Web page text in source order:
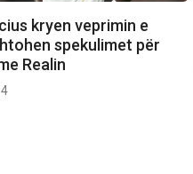
kryen veprimin e
spekulimet për
Realin